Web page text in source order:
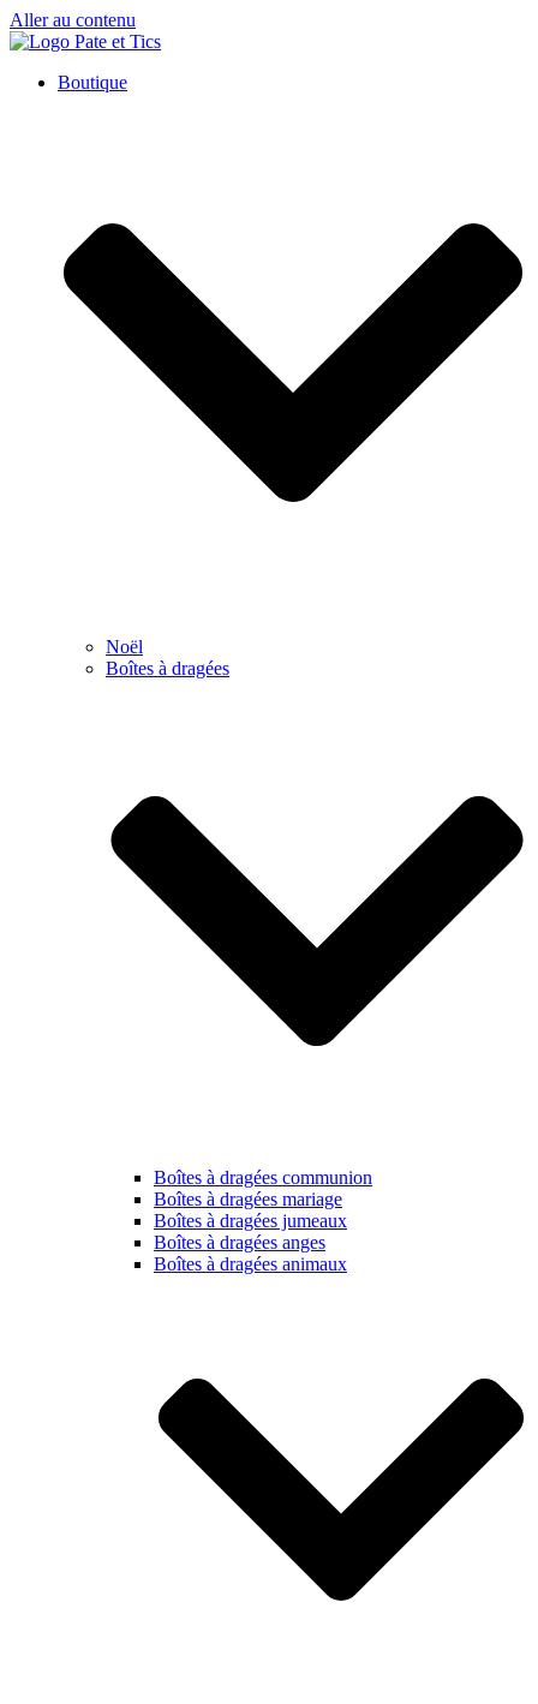
Aller au contenu
Boutique
Noël
Boîtes à dragées
Boîtes à dragées communion
Boîtes à dragées mariage
Boîtes à dragées jumeaux
Boîtes à dragées anges
Boîtes à dragées animaux